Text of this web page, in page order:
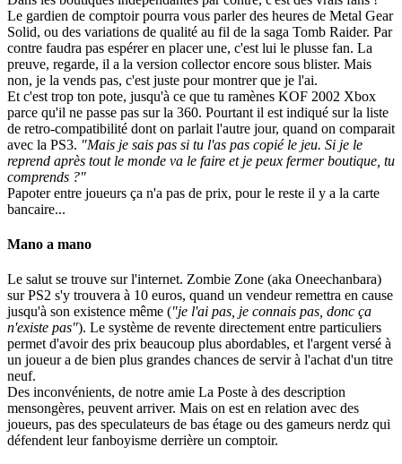
Le gardien de comptoir pourra vous parler des heures de Metal Gear
Solid, ou des variations de qualité au fil de la saga Tomb Raider. Par
contre faudra pas espérer en placer une, c'est lui le plusse fan. La
preuve, regarde, il a la version collector encore sous blister. Mais
non, je la vends pas, c'est juste pour montrer que je l'ai.
Et c'est trop ton pote, jusqu'à ce que tu ramènes KOF 2002 Xbox
parce qu'il ne passe pas sur la 360. Pourtant il est indiqué sur la liste
de retro-compatibilité dont on parlait l'autre jour, quand on comparait
avec la PS3. "Mais je sais pas si tu l'as pas copié le jeu. Si je le
reprend après tout le monde va le faire et je peux fermer boutique, tu
comprends ?"
Papoter entre joueurs ça n'a pas de prix, pour le reste il y a la carte
bancaire...
Mano a mano
Le salut se trouve sur l'internet. Zombie Zone (aka Oneechanbara)
sur PS2 s'y trouvera à 10 euros, quand un vendeur remettra en cause
jusqu'à son existence même ("je l'ai pas, je connais pas, donc ça
n'existe pas"). Le système de revente directement entre particuliers
permet d'avoir des prix beaucoup plus abordables, et l'argent versé à
un joueur a de bien plus grandes chances de servir à l'achat d'un titre
neuf.
Des inconvénients, de notre amie La Poste à des description
mensongères, peuvent arriver. Mais on est en relation avec des
joueurs, pas des speculateurs de bas étage ou des gameurs nerdz qui
défendent leur fanboyisme derrière un comptoir.